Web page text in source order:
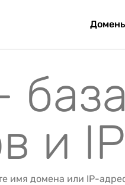
и
имя домена или IP-